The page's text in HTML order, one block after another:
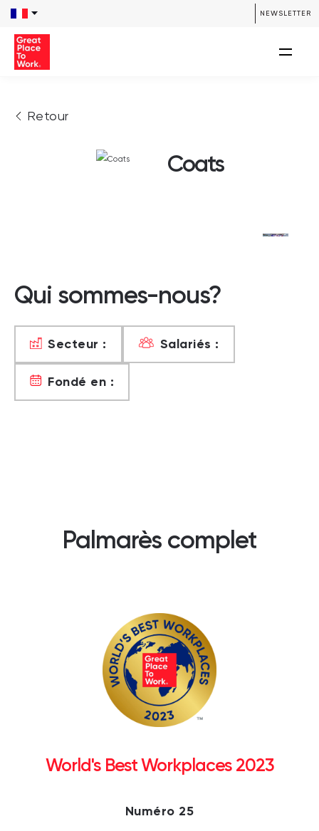
NEWSLETTER
Retour
Coats
Qui sommes-nous?
Secteur : Salariés :
Fondé en :
Palmarès complet
World's Best Workplaces 2023
Numéro 25